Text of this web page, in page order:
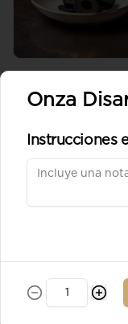
Onza
Instrucciones